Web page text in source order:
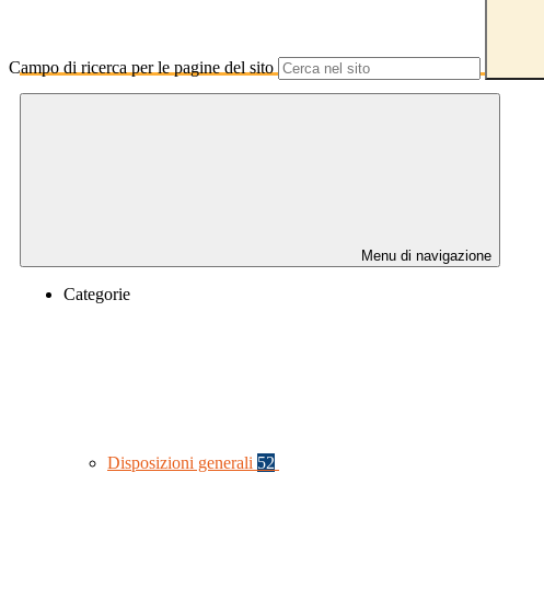
Campo di ricerca per le pagine del sito
Menu di navigazione
Categorie
Disposizioni generali 52